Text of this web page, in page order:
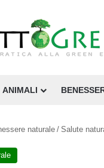
ANIMALI
naturale / Salute